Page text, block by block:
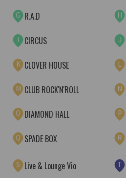
G R.A.D H
I CIRCUS J
K CLOVER HOUSE L
M CLUB ROCK'N'ROLL N
O DIAMOND HALL P
Q SPADE BOX R
S Live & Lounge Vio T